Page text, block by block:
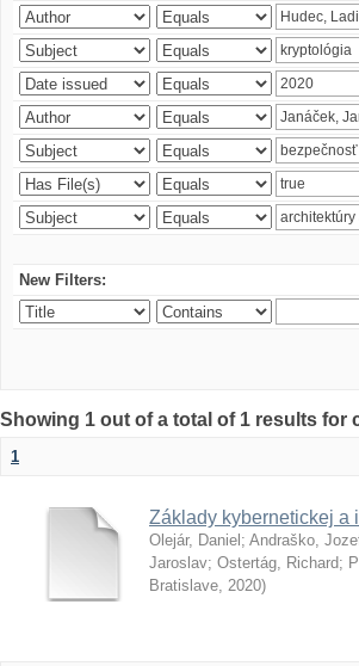
New Filters:
Showing 1 out of a total of 1 results
1
Základy kybernetickej a
Olejár, Daniel ; Andraško,
Jaroslav; Ostertág, Richard;
Bratislave, 2020)